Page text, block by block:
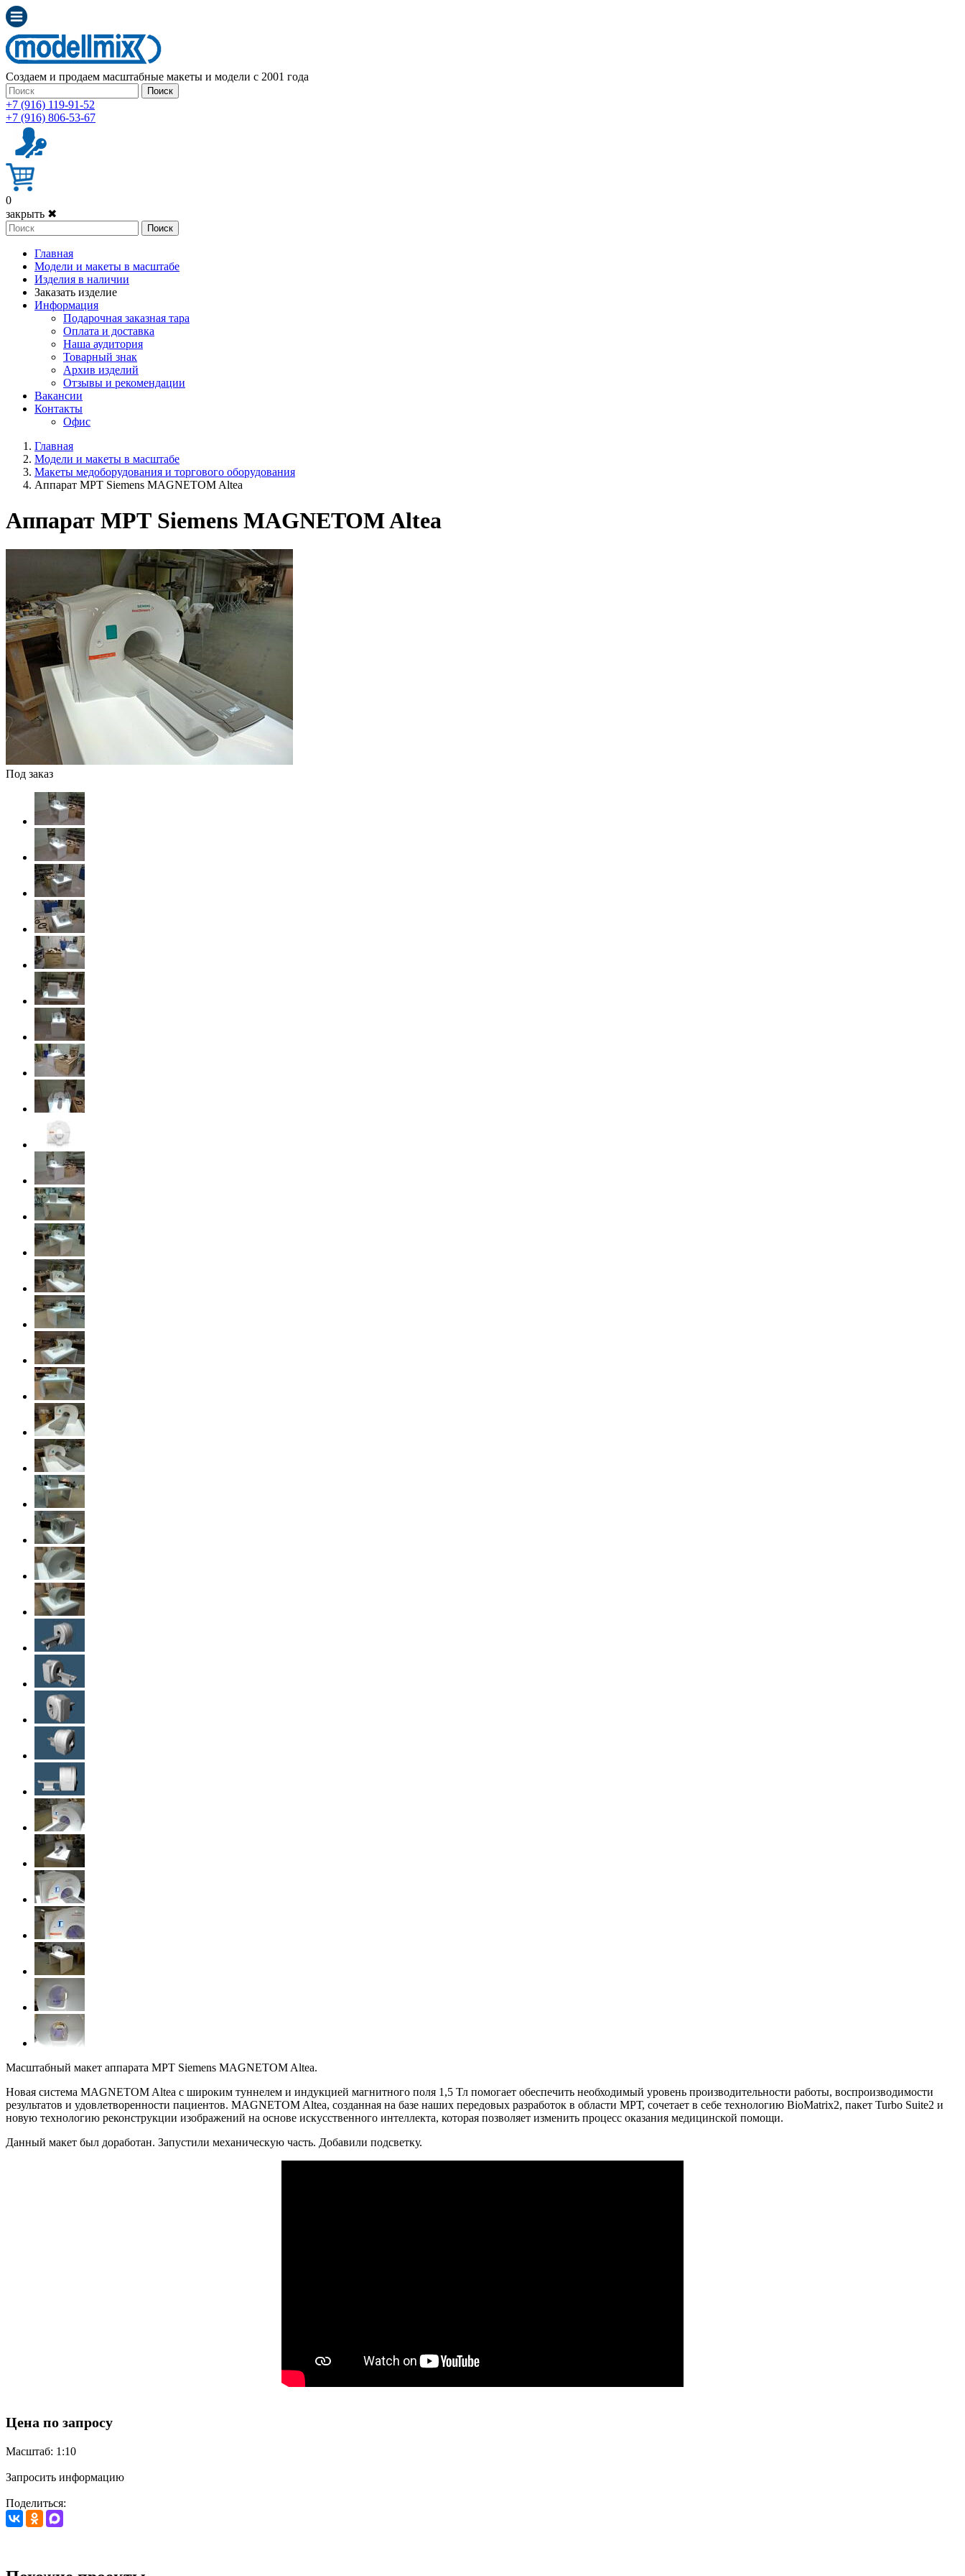
Создаем и продаем масштабные макеты и модели с 2001 года
Поиск
+7 (916) 119-91-52
+7 (916) 806-53-67
0
закрыть ✖
Поиск
Главная
Модели и макеты в масштабе
Изделия в наличии
Заказать изделие
Информация
Подарочная заказная тара
Оплата и доставка
Наша аудитория
Товарный знак
Архив изделий
Отзывы и рекомендации
Вакансии
Контакты
Офис
Главная
Модели и макеты в масштабе
Макеты медоборудования и торгового оборудования
Аппарат МРТ Siemens MAGNETOM Altea
Аппарат МРТ Siemens MAGNETOM Altea
Под заказ
Масштабный макет аппарата МРТ Siemens MAGNETOM Altea.
Новая система MAGNETOM Altea с широким туннелем и индукцией магнитного поля 1,5 Тл помогает обеспечить необходимый уровень производительности работы, воспроизводимости
результатов и удовлетворенности пациентов. MAGNETOM Altea, созданная на базе наших передовых разработок в области МРТ, сочетает в себе технологию BioMatrix2, пакет Turbo Suite2 и
новую технологию реконструкции изображений на основе искусственного интеллекта, которая позволяет изменить процесс оказания медицинской помощи.
Данный макет был доработан. Запустили механическую часть. Добавили подсветку.
Цена по запросу
Масштаб: 1:10
Запросить информацию
Поделиться: